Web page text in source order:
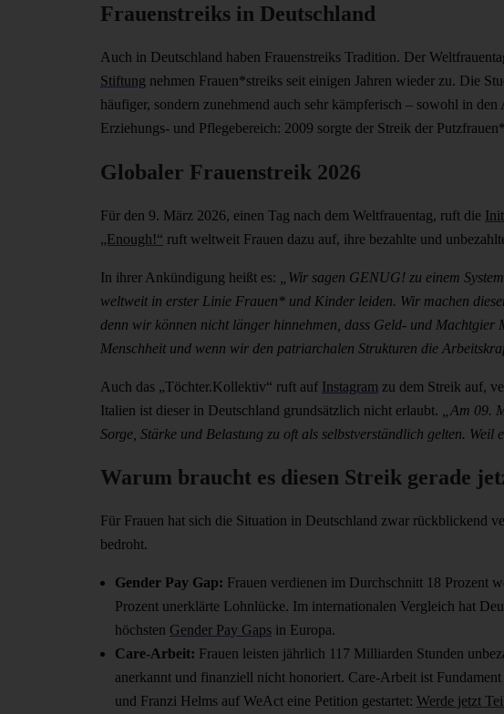
Frauenstreiks in Deutschland
Auch in Deutschland haben Frauenstreiks Tradition. Der
Stiftung nehmen Frauen*streiks seit einigen Jahren wieder zu. Die
häufiger, sondern zunehmend auch sehr kämpferisch – sowohl in
Erziehungs- und Pflegebereich: 2009 sorgte der Streik der
Globaler Frauenstreik 2026
Für den 9. März 2026, einen Tag nach dem Weltfrauentag, ruft die
„Enough!“ ruft weltweit Frauen dazu auf, ihre bezahlte und
In ihrer Ankündigung heißt es:
„Wir sagen GENUG! zu einem
weltweit in erster Linie Frauen* und Kinder leiden. Wir machen
denn wir können nicht länger hinnehmen, dass Geld- und Machtgier
Menschheit und wenn wir den patriarchalen Strukturen die
Auch das „Töchter.Kollektiv“ ruft auf Instagram zu dem Streik auf,
Italien ist dieser in Deutschland grundsätzlich nicht erlaubt.
„Am 09.
Sorge, Stärke und Belastung zu oft als selbstverständlich gelten.
Warum braucht es diesen Streik gerade
Für Frauen hat sich die Situation in Deutschland zwar rückblickend
bedroht.
Gender Pay Gap: Frauen verdienen im Durchschnitt 18 Prozent
Prozent unerklärte Lohnlücke. Im internationalen Vergleich hat
höchsten Gender Pay Gaps in Europa.
Care-Arbeit: Frauen leisten jährlich 117 Milliarden Stunden
anerkannt und finanziell nicht honoriert. Care-Arbeit ist
und Franzi Helms auf WeAct eine Petition gestartet: Werde jetzt